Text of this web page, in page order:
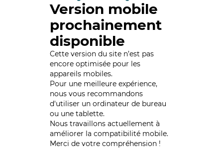
Version mobile
prochainement
disponible
Cette version du site n’est pas
encore optimisée pour les
appareils mobiles.
Pour une meilleure expérience,
nous vous recommandons
d'utiliser un ordinateur de bureau
ou une tablette.
Nous travaillons actuellement à
améliorer la compatibilité mobile.
Merci de votre compréhension !